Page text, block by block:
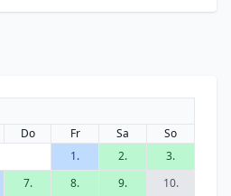
Do Fr Sa
So
1.
2.
3.
7. 8. 9.
10.